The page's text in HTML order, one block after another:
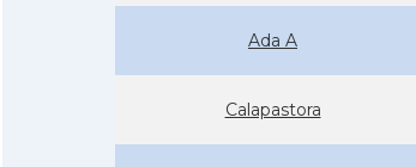
Ada A
Calapastora